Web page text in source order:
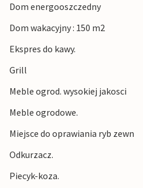
Dom energooszczedny
Dom wakacyjny : 150 m2
Ekspres do kawy.
Grill
Meble ogrod. wysokiej jakosci
Meble ogrodowe.
Miejsce do oprawiania ryb zewn
Odkurzacz.
Piecyk-koza.